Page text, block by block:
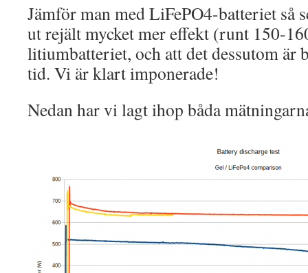
Jämför man med LiFePO4-batteriet så
ut rejält mycket mer effekt (runt 150-
litiumbatteriet, och att det dessutom är
tid. Vi är klart imponerade!
Nedan har vi lagt ihop båda